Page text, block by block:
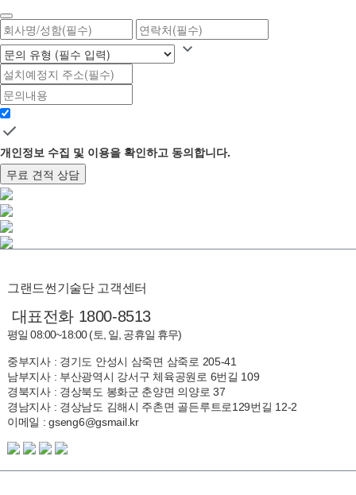
개인정보 수집 및 이용을 확인하고 동의합니다.
무료 견적 상담
그랜드썬기술단 고객센터
대표전화 1800-8513
평일 08:00~18:00 (토, 일, 공휴일 휴무)
중부지사 : 경기도 안성시 삼죽면 삼죽로 205-41
남부지사 : 부산광역시 강서구 체육공원로 6번길 109
경북지사 : 경상북도 봉화군 춘양면 의양로 37
경남지사 : 경상남도 김해시 주촌면 골든루트로129번길 12-2
이메일 : gseng6@gsmail.kr